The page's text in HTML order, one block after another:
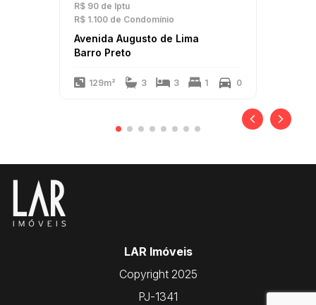
R$ 90 de Iptu
R$ 1.100 de Condomínio
Avenida Augusto de Lima
Barro Preto
129m² 3 3 1 0
LAR Imóveis
Copyright 2025
PJ-1341